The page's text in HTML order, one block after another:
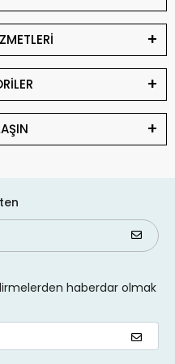
batarya çıkarılabilir veya
Çıkarılabilir modellerde,
bataryayı kolayca
kasayı açmanız
ve Kasayı
uygun tornavida ile alt
Plastik açma aparatı ile
zarar vermemeye
ile bağlıdır. Bu
pili yerinden alın.
fazla güç uygulamayın.
haberdar olmak